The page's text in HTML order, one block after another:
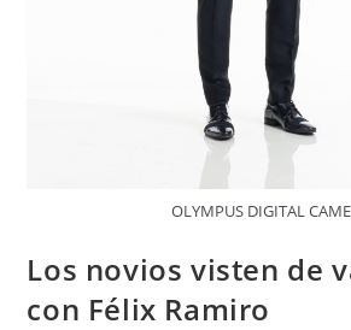
OLYMPUS DIGITAL
Los novios visten de
con Félix Ramiro